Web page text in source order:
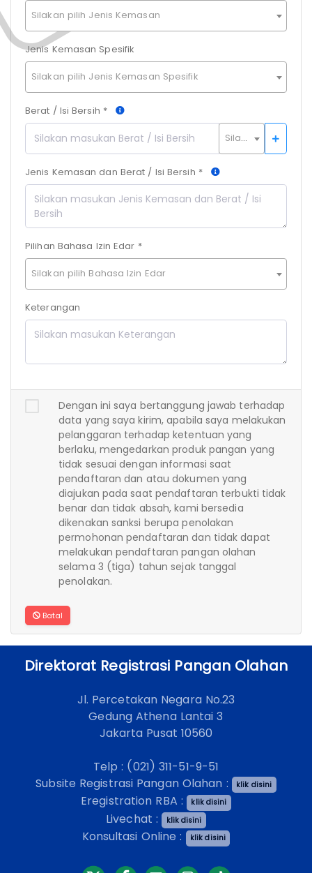
Silakan pilih Jenis Kemasan
Jenis Kemasan Spesifik
Silakan pilih Jenis Kemasan Spesifik
Berat / Isi Bersih *
Silakan pilih Satuan
Jenis Kemasan dan Berat / Isi Bersih *
Pilihan Bahasa Izin Edar *
Silakan pilih Bahasa Izin Edar
Keterangan
Dengan ini saya bertanggung jawab terhadap
data yang saya kirim, apabila saya melakukan
pelanggaran terhadap ketentuan yang
berlaku, mengedarkan produk pangan yang
tidak sesuai dengan informasi saat
pendaftaran dan atau dokumen yang
diajukan pada saat pendaftaran terbukti tidak
benar dan tidak absah, kami bersedia
dikenakan sanksi berupa penolakan
permohonan pendaftaran dan tidak dapat
melakukan pendaftaran pangan olahan
selama 3 (tiga) tahun sejak tanggal
penolakan.
Batal
Direktorat Registrasi Pangan Olahan
Jl. Percetakan Negara No.23
Gedung Athena Lantai 3
Jakarta Pusat 10560
Telp : (021) 311-51-9-51
Subsite Registrasi Pangan Olahan :
klik disini
Eregistration RBA : klik disini
Livechat : klik disini
Konsultasi Online : klik disini